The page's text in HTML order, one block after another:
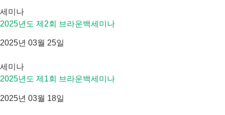
세미나
2025년도 제2회 브라운백세미나
2025년 03월 25일
세미나
2025년도 제1회 브라운백세미나
2025년 03월 18일